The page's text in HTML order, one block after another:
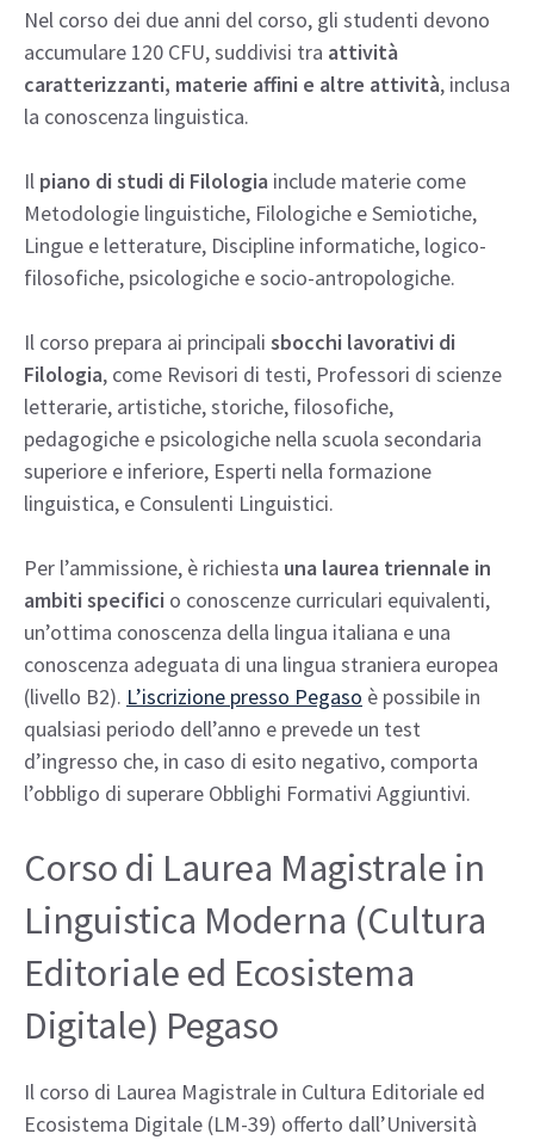
Nel corso dei due anni del corso, gli studenti devono
accumulare 120 CFU, suddivisi tra attività
caratterizzanti, materie affini e altre attività, inclusa
la conoscenza linguistica.
Il piano di studi di Filologia include materie come
Metodologie linguistiche, Filologiche e Semiotiche,
Lingue e letterature, Discipline informatiche, logico-
filosofiche, psicologiche e socio-antropologiche.
Il corso prepara ai principali sbocchi lavorativi di
Filologia, come Revisori di testi, Professori di scienze
letterarie, artistiche, storiche, filosofiche,
pedagogiche e psicologiche nella scuola secondaria
superiore e inferiore, Esperti nella formazione
linguistica, e Consulenti Linguistici.
Per l’ammissione, è richiesta una laurea triennale in
ambiti specifici o conoscenze curriculari equivalenti,
un’ottima conoscenza della lingua italiana e una
conoscenza adeguata di una lingua straniera europea
(livello B2). L’iscrizione presso Pegaso è possibile in
qualsiasi periodo dell’anno e prevede un test
d’ingresso che, in caso di esito negativo, comporta
l’obbligo di superare Obblighi Formativi Aggiuntivi.
Corso di Laurea Magistrale in
Linguistica Moderna (Cultura
Editoriale ed Ecosistema
Digitale) Pegaso
Il corso di Laurea Magistrale in Cultura Editoriale ed
Ecosistema Digitale (LM-39) offerto dall’Università